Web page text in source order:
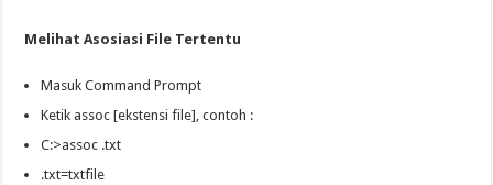
Melihat Asosiasi File Tertentu
Masuk Command Prompt
Ketik assoc [ekstensi file], contoh :
C:>assoc .txt
.txt=txtfile